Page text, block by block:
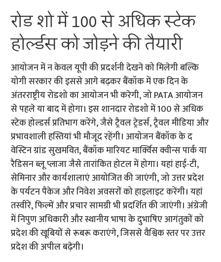
रोड शो में 100 से अधिक स्टेक
होर्ल्डस को जोड़ने की तैयारी
आयोजन में न केवल यूपी की प्रदर्शनी देखने को मिलेगी बल्कि
योगी सरकार की इससे आगे बढ़कर बैंकॉक में एक दिन के
अंतरराष्ट्रीय रोडशो का आयोजन भी करेगी, जो PATA आयोजन
से पहले या बाद में होगा। इस शानदार रोडशो में 100 से अधिक
स्टेक होल्डर्स प्रतिभाग करेंगे, जैसे ट्रैवल ट्रेडर्स, ट्रैवल मीडिया और
प्रभावशाली हस्तियां भी मौजूद रहेंगी। आयोजन बैंकॉक के द
वेस्टिन ग्रांड सुखमवित, बैंकॉक मारियट मार्क्विस क्वीन्स पार्क या
रैडिसन ब्लू प्लाजा जैसे तारांकित होटल में होगा। यहां हाई-टी,
सेमिनार और कार्यशालाएं आयोजित की जाएंगी, जो उत्तर प्रदेश
के पर्यटन पैकेज और निवेश अवसरों को हाइलाइट करेंगी। यहां
तस्वीरें, फिल्में और प्रचार सामग्री भी प्रदर्शित की जाएंगी। अंग्रेजी
में निपुण अधिकारी और स्थानीय भाषा के दुभाषिए आगंतुकों को
प्रदेश की खूबियों से रूबरू कराएंगे, जिससे वैश्विक स्तर पर उत्तर
प्रदेश की अपील बढ़ेगी।